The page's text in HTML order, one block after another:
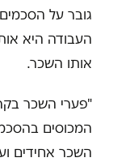
גובר על
העבודה היא
אותו השכר.
"פערי השכר
המכוסים
השכר אחידים